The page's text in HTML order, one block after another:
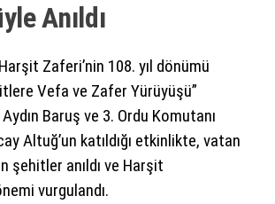
Anıldı
Zaferi’nin 108. yıl dönümü
Vefa ve Zafer Yürüyüşü”
Baruş ve 3. Ordu Komutanı
Altuğ’un katıldığı etkinlikte, vatan
şehitler anıldı ve Harşit
vurgulandı.